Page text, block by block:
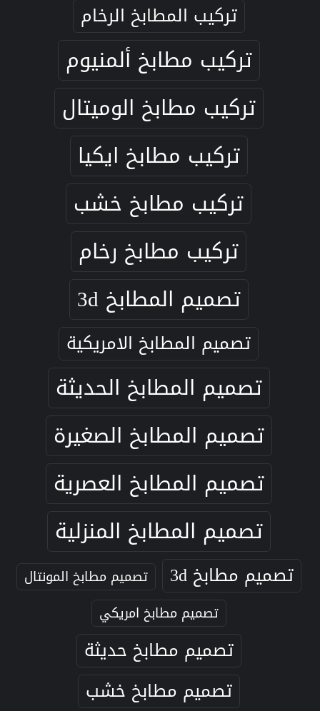
تركيب المطابخ الرخام
تركيب مطابخ ألمنيوم
تركيب مطابخ الوميتال
تركيب مطابخ ايكيا
تركيب مطابخ خشب
تركيب مطابخ رخام
تصميم المطابخ 3d
تصميم المطابخ الامريكية
تصميم المطابخ الحديثة
تصميم المطابخ الصغيرة
تصميم المطابخ العصرية
تصميم المطابخ المنزلية
تصميم مطابخ 3d
تصميم مطابخ المونتال
تصميم مطابخ امريكي
تصميم مطابخ حديثة
تصميم مطابخ خشب